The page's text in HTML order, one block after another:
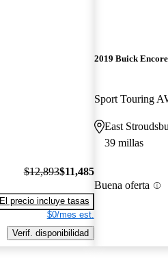
$12,893$11,485
El precio incluye tasas
$0/mes est.
Verif. disponibilidad
2019 Buick Encore
Sport Touring
East
39 millas
Buena oferta